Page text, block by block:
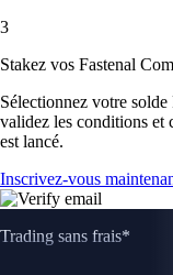
3
Stakez vos Fastenal
Sélectionnez votre
validez les conditions et
est lancé.
Inscrivez-vous
Trading sans frais*